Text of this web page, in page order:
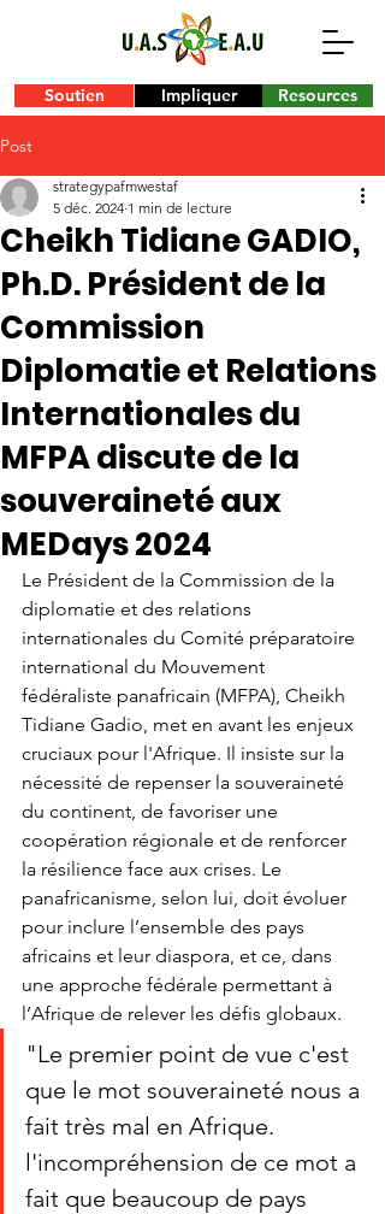
Soutien Impliquer Resources
Post
Cheikh Tidiane GADIO,
Ph.D. Président de la
Commission
Diplomatie et Relations
Internationales du
MFPA discute de la
souveraineté aux
MEDays 2024
strategypafmwestaf
5 déc. 2024 1 min de lecture
Le Président de la Commission de la
diplomatie et des relations
internationales du Comité préparatoire
international du Mouvement
fédéraliste panafricain (MFPA), Cheikh
Tidiane Gadio, met en avant les enjeux
cruciaux pour l'Afrique. Il insiste sur la
nécessité de repenser la souveraineté
du continent, de favoriser une
coopération régionale et de renforcer
la résilience face aux crises. Le
panafricanisme, selon lui, doit évoluer
pour inclure l’ensemble des pays
africains et leur diaspora, et ce, dans
une approche fédérale permettant à
l’Afrique de relever les défis globaux.
"Le premier point de vue c'est
que le mot souveraineté nous a
fait très mal en Afrique.
l'incompréhension de ce mot a
fait que beaucoup de pays